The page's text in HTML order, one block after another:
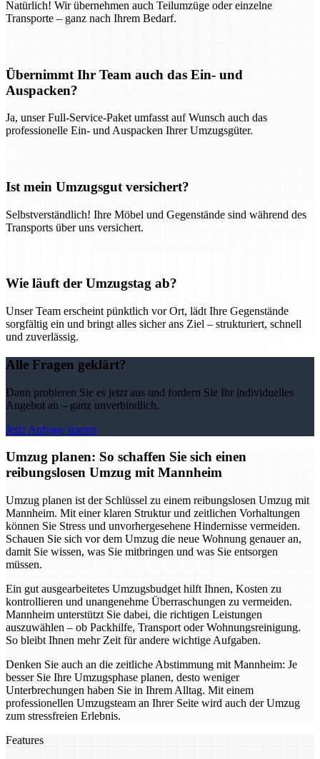
Natürlich! Wir übernehmen auch Teilumzüge oder einzelne
Transporte – ganz nach Ihrem Bedarf.
Übernimmt Ihr Team auch das Ein- und
Auspacken?
Ja, unser Full-Service-Paket umfasst auf Wunsch auch das
professionelle Ein- und Auspacken Ihrer Umzugsgüter.
Ist mein Umzugsgut versichert?
Selbstverständlich! Ihre Möbel und Gegenstände sind während des
Transports über uns versichert.
Wie läuft der Umzugstag ab?
Unser Team erscheint pünktlich vor Ort, lädt Ihre Gegenstände
sorgfältig ein und bringt alles sicher ans Ziel – strukturiert, schnell
und zuverlässig.
Alle Fragen geklärt?
Dann probieren Sie es jetzt aus und fordern Sie Ihr individuelles
Angebot an – ganz unverbindlich.
Jetzt Anfrage starten
Umzug planen: So schaffen Sie sich einen
reibungslosen Umzug mit Mannheim
Umzug planen ist der Schlüssel zu einem reibungslosen Umzug mit
Mannheim. Mit einer klaren Struktur und zeitlichen Vorhaltungen
können Sie Stress und unvorhergesehene Hindernisse vermeiden.
Schauen Sie sich vor dem Umzug die neue Wohnung genauer an,
damit Sie wissen, was Sie mitbringen und was Sie entsorgen
müssen.
Ein gut ausgearbeitetes Umzugsbudget hilft Ihnen, Kosten zu
kontrollieren und unangenehme Überraschungen zu vermeiden.
Mannheim unterstützt Sie dabei, die richtigen Leistungen
auszuwählen – ob Packhilfe, Transport oder Wohnungsreinigung.
So bleibt Ihnen mehr Zeit für andere wichtige Aufgaben.
Denken Sie auch an die zeitliche Abstimmung mit Mannheim: Je
besser Sie Ihre Umzugsphase planen, desto weniger
Unterbrechungen haben Sie in Ihrem Alltag. Mit einem
professionellen Umzugsteam an Ihrer Seite wird auch der Umzug
zum stressfreien Erlebnis.
Features